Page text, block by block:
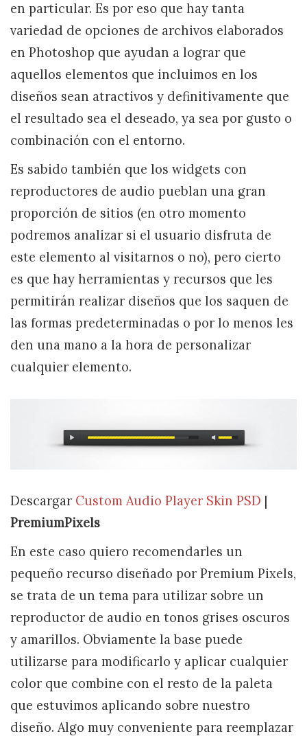
en particular. Es por eso que hay tanta
variedad de opciones de archivos elaborados
en Photoshop que ayudan a lograr que
aquellos elementos que incluimos en los
diseños sean atractivos y definitivamente que
el resultado sea el deseado, ya sea por gusto o
combinación con el entorno.
Es sabido también que los widgets con
reproductores de audio pueblan una gran
proporción de sitios (en otro momento
podremos analizar si el usuario disfruta de
este elemento al visitarnos o no), pero cierto
es que hay herramientas y recursos que les
permitirán realizar diseños que los saquen de
las formas predeterminadas o por lo menos les
den una mano a la hora de personalizar
cualquier elemento.
Descargar Custom Audio Player Skin PSD |
PremiumPixels
En este caso quiero recomendarles un
pequeño recurso diseñado por Premium Pixels,
se trata de un tema para utilizar sobre un
reproductor de audio en tonos grises oscuros
y amarillos. Obviamente la base puede
utilizarse para modificarlo y aplicar cualquier
color que combine con el resto de la paleta
que estuvimos aplicando sobre nuestro
diseño. Algo muy conveniente para reemplazar